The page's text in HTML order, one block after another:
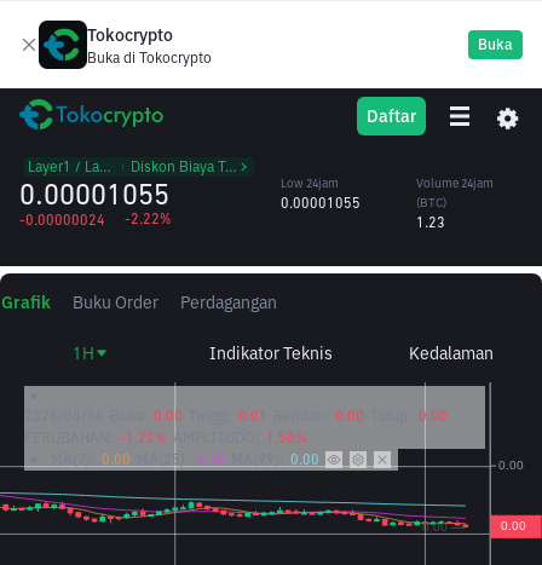
Tokocrypto
Buka di Tokocrypto
Buka
Daftar
SUI Sui
Layer1 / Layer2 ᱾ Diskon Biaya Trading
0.00001055
-0.00000024 -2.22%
0.00001081
Low 24jam
0.00001055
Volume 24jam
(SUI)
Volume 24jam
(BTC)
1.23
Grafik Buku Order Perdagangan
1H Indikator Teknis Kedalaman
0.00 0.01 0.00
0.00
-1.22% AMPLITUDO:
1.50%
0.00 MA(25): 0.00 0.00